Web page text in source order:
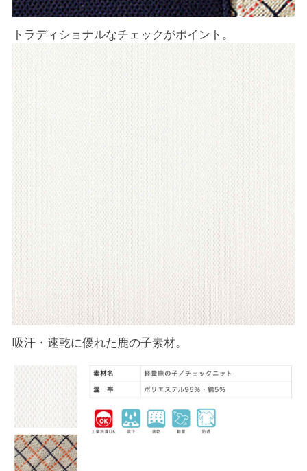
トラディショナルなチェックがポイント。
吸汗・速乾に優れた鹿の子素材。